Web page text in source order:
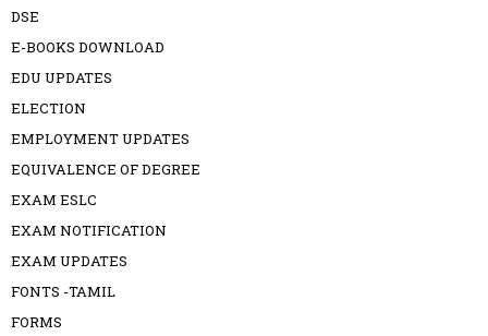
DSE
E-BOOKS DOWNLOAD
EDU UPDATES
ELECTION
EMPLOYMENT UPDATES
EQUIVALENCE OF DEGREE
EXAM ESLC
EXAM NOTIFICATION
EXAM UPDATES
FONTS -TAMIL
FORMS